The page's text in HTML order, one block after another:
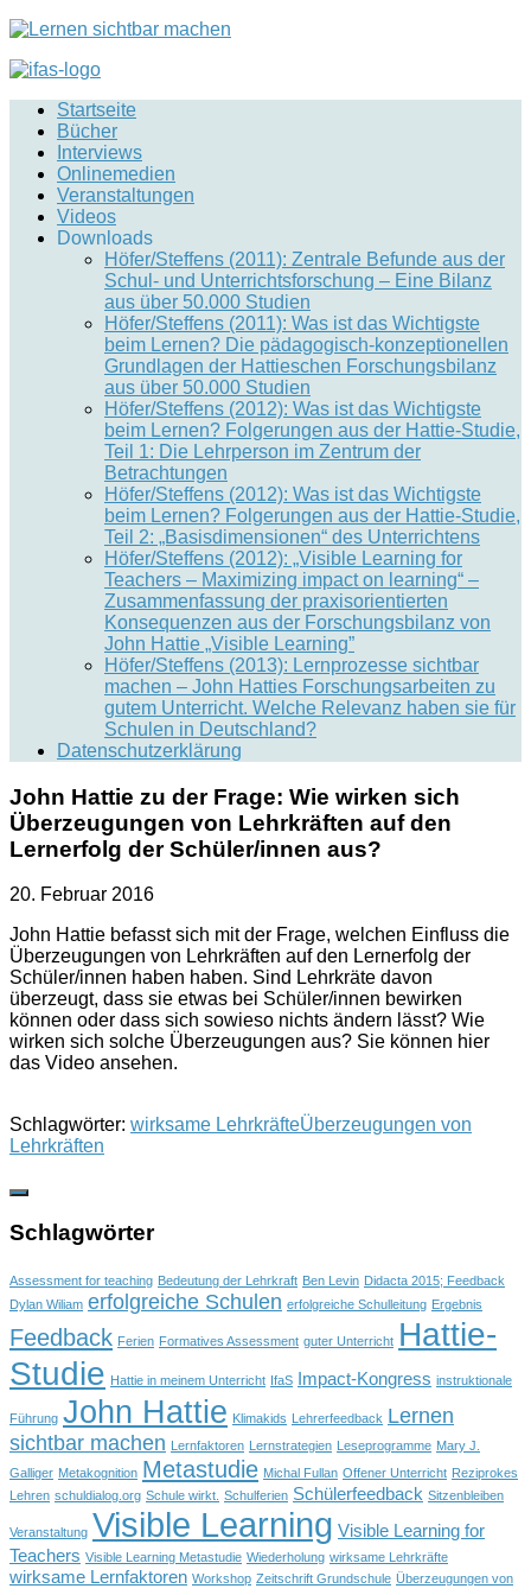
Startseite
Bücher
Interviews
Onlinemedien
Veranstaltungen
Videos
Downloads
Höfer/Steffens (2011): Zentrale Befunde aus der
Schul- und Unterrichtsforschung – Eine Bilanz
aus über 50.000 Studien
Höfer/Steffens (2011): Was ist das Wichtigste
beim Lernen? Die pädagogisch-konzeptionellen
Grundlagen der Hattieschen Forschungsbilanz
aus über 50.000 Studien
Höfer/Steffens (2012): Was ist das Wichtigste
beim Lernen? Folgerungen aus der Hattie-Studie,
Teil 1: Die Lehrperson im Zentrum der
Betrachtungen
Höfer/Steffens (2012): Was ist das Wichtigste
beim Lernen? Folgerungen aus der Hattie-Studie,
Teil 2: „Basisdimensionen“ des Unterrichtens
Höfer/Steffens (2012): „Visible Learning for
Teachers – Maximizing impact on learning“ –
Zusammenfassung der praxisorientierten
Konsequenzen aus der Forschungsbilanz von
John Hattie „Visible Learning”
Höfer/Steffens (2013): Lernprozesse sichtbar
machen – John Hatties Forschungsarbeiten zu
gutem Unterricht. Welche Relevanz haben sie für
Schulen in Deutschland?
Datenschutzerklärung
John Hattie zu der Frage: Wie wirken sich
Überzeugungen von Lehrkräften auf den
Lernerfolg der Schüler/innen aus?
20. Februar 2016
John Hattie befasst sich mit der Frage, welchen Einfluss die
Überzeugungen von Lehrkräften auf den Lernerfolg der
Schüler/innen haben haben. Sind Lehrkräte davon
überzeugt, dass sie etwas bei Schüler/innen bewirken
können oder dass sich sowieso nichts ändern lässt? Wie
wirken sich solche Überzeugungen aus? Sie können hier
das Video ansehen.
Schlagwörter: wirksame LehrkräfteÜberzeugungen von
Lehrkräften
Schlagwörter
Assessment for teaching Bedeutung der Lehrkraft Ben Levin Didacta 2015; Feedback
Dylan Wiliam erfolgreiche Schulen erfolgreiche Schulleitung Ergebnis
Feedback Ferien Formatives Assessment guter Unterricht Hattie-
Studie Hattie in meinem Unterricht IfaS Impact-Kongress instruktionale
Führung John Hattie Klimakids Lehrerfeedback Lernen
sichtbar machen Lernfaktoren Lernstrategien Leseprogramme Mary J.
Galliger Metakognition Metastudie Michal Fullan Offener Unterricht Reziprokes
Lehren schuldialog.org Schule wirkt. Schulferien Schülerfeedback Sitzenbleiben
Veranstaltung Visible Learning Visible Learning for
Teachers Visible Learning Metastudie Wiederholung wirksame Lehrkräfte
wirksame Lernfaktoren Workshop Zeitschrift Grundschule Überzeugungen von